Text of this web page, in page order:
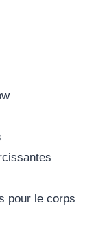
pour le corps